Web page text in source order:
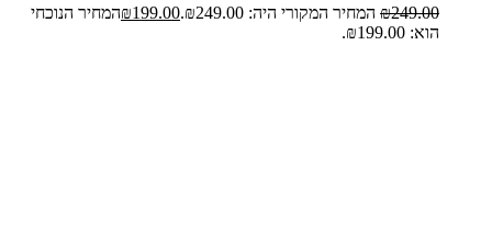
₪249.00 המחיר המקורי היה: ₪249.00. ₪199.00
המחיר הנוכחי
הוא: ₪199.00.